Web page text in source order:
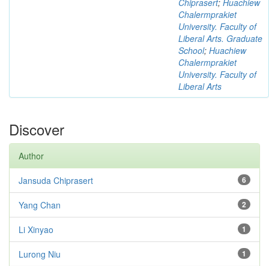
Chiprasert; Huachiew
Chalermprakiet
University. Faculty of
Liberal Arts. Graduate
School; Huachiew
Chalermprakiet
University. Faculty of
Liberal Arts
Discover
Author
6
Jansuda Chiprasert
2
Yang Chan
1
Li Xinyao
1
Lurong Niu